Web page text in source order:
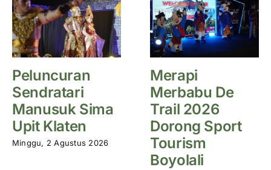
Peluncuran
Sendratari
Manusuk Sima
Upit Klaten
Minggu, 2 Agustus 2026
Merapi
Merbabu De
Trail 2026
Dorong Sport
Tourism
Boyolali